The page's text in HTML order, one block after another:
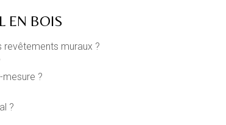
EN BOIS
revêtements muraux ?
?
?